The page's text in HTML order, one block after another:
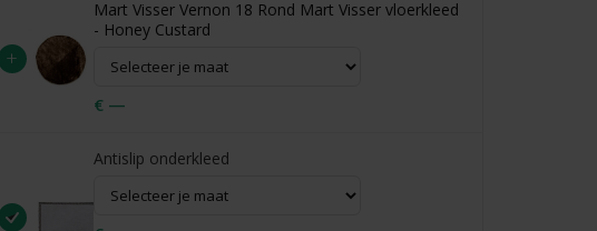
+
Mart Visser Vernon 18 Rond Mart Visser vloerkleed
- Honey Custard
€ —
Antislip onderkleed